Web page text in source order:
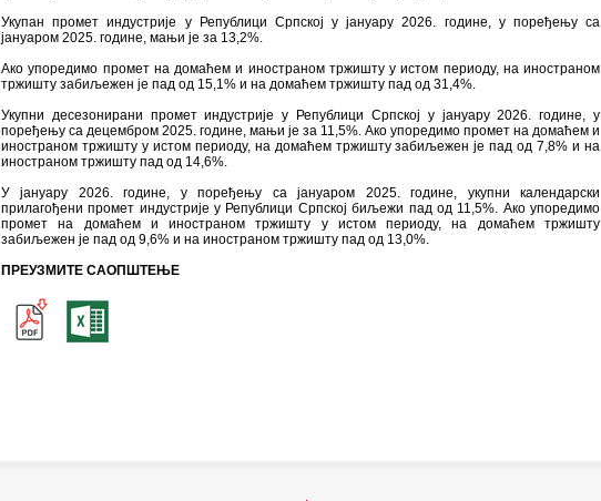
Укупан промет индустрије у Републици Српској у јануару 2026. године, у поређењу са
јануаром 2025. године, мањи је за 13,2%.
Ако упоредимо промет на домаћем и иностраном тржишту у истом периоду, на иностраном
тржишту забиљежен је пад од 15,1% и на домаћем тржишту пад од 31,4%.
Укупни десезонирани промет индустрије у Републици Српској у јануару 2026. године, у
поређењу са децембром 2025. године, мањи је за 11,5%. Ако упоредимо промет на домаћем и
иностраном тржишту у истом периоду, на домаћем тржишту забиљежен је пад од 7,8% и на
иностраном тржишту пад од 14,6%.
У јануару 2026. године, у поређењу са јануаром 2025. године, укупни календарски
прилагођени промет индустрије у Републици Српској биљежи пад од 11,5%. Ако упоредимо
промет на домаћем и иностраном тржишту у истом периоду, на домаћем тржишту
забиљежен је пад од 9,6% и на иностраном тржишту пад од 13,0%.
ПРЕУЗМИТЕ САОПШТЕЊЕ